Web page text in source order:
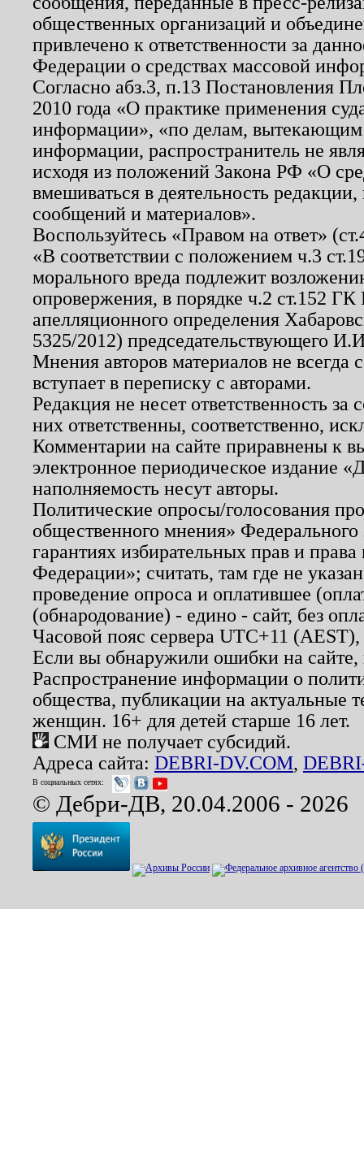
общественных организаций и
привлечено к ответственности за
Федерации о средствах массовой
Согласно абз.3, п.13 Постановления
2010 года «О практике применения
информации», «по делам, вытекающим
информации, распространитель не
исходя из положений Закона РФ «О
вмешиваться в деятельность
сообщений и материалов».
Воспользуйтесь «Правом на ответ»
«В соответствии с положением ч.3
морального вреда подлежит
опровержения, в порядке ч.2 ст.152
апелляционного определения
5325/2012) председательствующего
Мнения авторов материалов не
вступает в переписку с авторами.
Редакция не несет ответственность
них ответственны, соответственно,
Комментарии на сайте приравнены к
электронное периодическое издание
наполняемость несут авторы.
Политические опросы/голосования
общественного мнения»
гарантиях избирательных прав и
Федерации»; считать, там где не
проведение опроса и оплатившее
(обнародование) - едино - сайт, без
Часовой пояс сервера UTC+11
Если вы обнаружили ошибки на
Распространение информации о
общества, публикации на актуальные
женщин. 16+ для детей старше 16 лет.
СМИ не получает субсидий.
Адреса сайта: DEBRI-DV.COM,
В социальных сетях:
© Дебри-ДВ, 20.04.2006 - 2026